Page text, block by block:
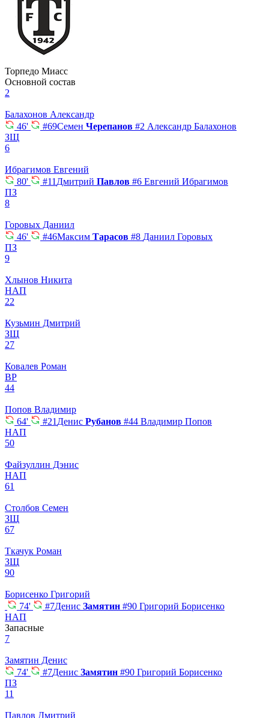
Торпедо Миасс
Основной состав
2
Балахонов Александр
46'
#69Семен Черепанов #2 Александр Балахонов
ЗЩ
6
Ибрагимов Евгений
80'
#11Дмитрий Павлов #6 Евгений Ибрагимов
ПЗ
8
Горовых Даниил
46'
#46Максим Тарасов #8 Даниил Горовых
ПЗ
9
Хлынов Никита
НАП
22
Кузьмин Дмитрий
ЗЩ
27
Ковалев Роман
ВР
44
Попов Владимир
64'
#21Денис Рубанов #44 Владимир Попов
НАП
50
Файзуллин Дэнис
НАП
61
Столбов Семен
ЗЩ
67
Ткачук Роман
ЗЩ
90
Борисенко Григорий
74'
#7Денис Замятин #90 Григорий Борисенко
НАП
Запасные
7
Замятин Денис
74'
#7Денис Замятин #90 Григорий Борисенко
ПЗ
11
Павлов Дмитрий